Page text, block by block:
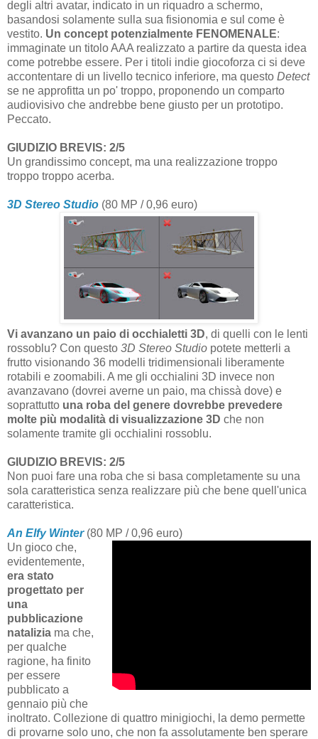
degli altri avatar, indicato in un riquadro a schermo,
basandosi solamente sulla sua fisionomia e sul come è
vestito. Un concept potenzialmente FENOMENALE:
immaginate un titolo AAA realizzato a partire da questa idea
come potrebbe essere. Per i titoli indie giocoforza ci si deve
accontentare di un livello tecnico inferiore, ma questo Detect
se ne approfitta un po' troppo, proponendo un comparto
audiovisivo che andrebbe bene giusto per un prototipo.
Peccato.
GIUDIZIO BREVIS: 2/5
Un grandissimo concept, ma una realizzazione troppo
troppo troppo acerba.
3D Stereo Studio (80 MP / 0,96 euro)
Vi avanzano un paio di occhialetti 3D, di quelli con le lenti
rossoblu? Con questo 3D Stereo Studio potete metterli a
frutto visionando 36 modelli tridimensionali liberamente
rotabili e zoomabili. A me gli occhialini 3D invece non
avanzavano (dovrei averne un paio, ma chissà dove) e
soprattutto una roba del genere dovrebbe prevedere
molte più modalità di visualizzazione 3D che non
solamente tramite gli occhialini rossoblu.
GIUDIZIO BREVIS: 2/5
Non puoi fare una roba che si basa completamente su una
sola caratteristica senza realizzare più che bene quell'unica
caratteristica.
An Elfy Winter(80 MP / 0,96 euro)
Un gioco che,
evidentemente,
era stato
progettato per
una
pubblicazione
natalizia ma che,
per qualche
ragione, ha finito
per essere
pubblicato a
gennaio più che
inoltrato. Collezione di quattro minigiochi, la demo permette
di provarne solo uno, che non fa assolutamente ben sperare